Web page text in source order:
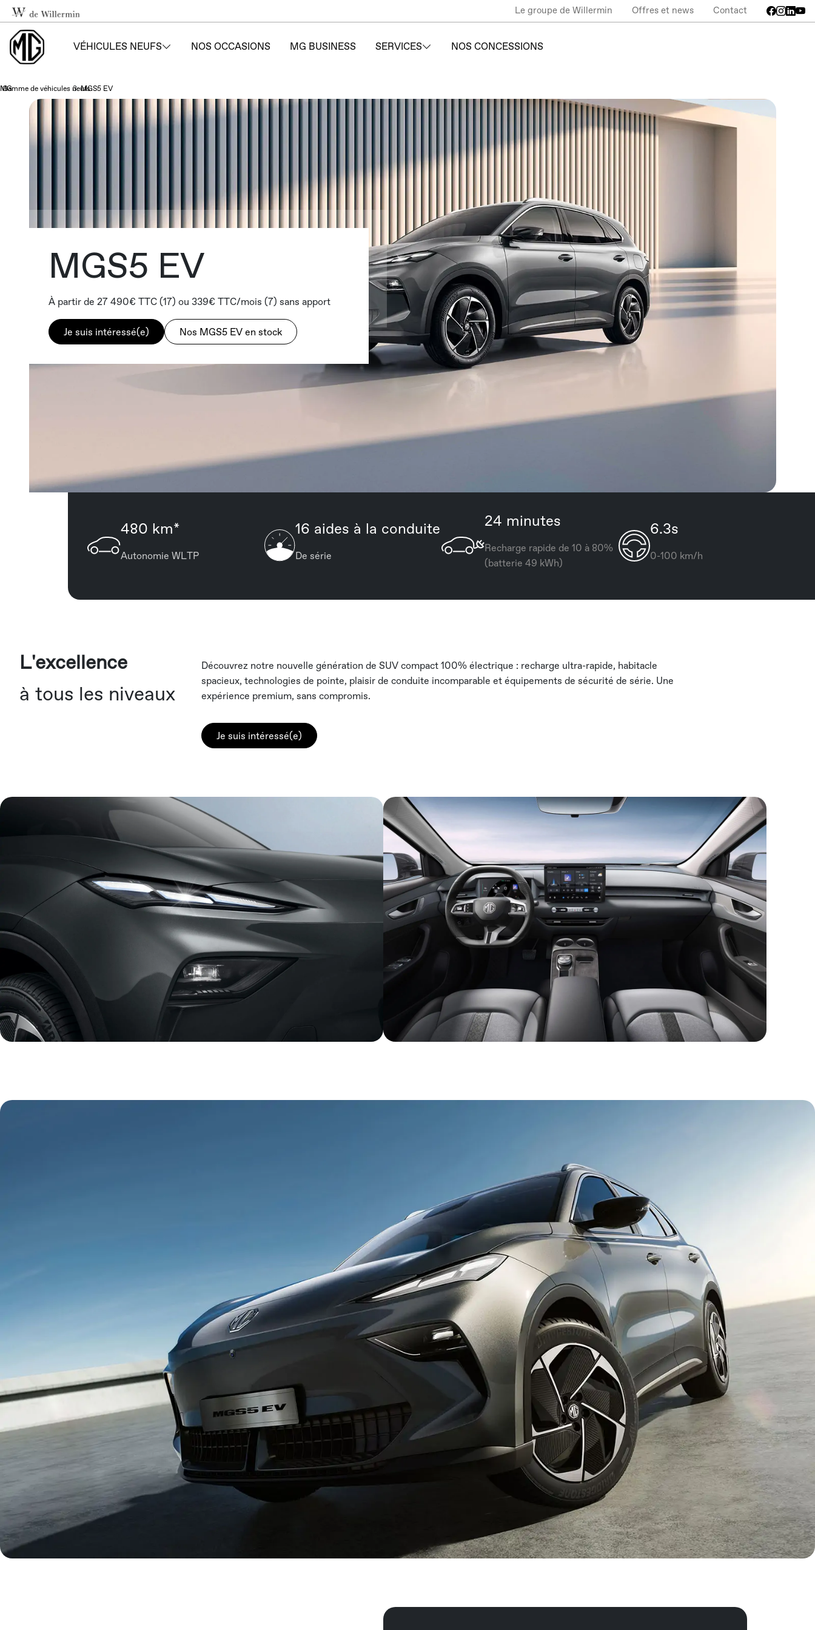
Le groupe de Willermin Offres et news Contact
VÉHICULES NEUFS NOS OCCASIONS MG BUSINESS SERVICES NOS CONCESSIONS
MG
›
Gamme de véhicules neufs
›
MGS5 EV
MGS5 EV
À partir de 27 490€ TTC (17) ou 339€ TTC/mois (7) sans apport
Je suis intéressé(e) Nos MGS5 EV en stock
480 km*
Autonomie WLTP
16 aides à la conduite
De série
24 minutes
Recharge rapide de 10 à 80%
(batterie 49 kWh)
6.3s
0-100 km/h
L'excellence
à tous les niveaux
Découvrez notre nouvelle génération de SUV compact 100% électrique : recharge ultra-rapide, habitacle
spacieux, technologies de pointe, plaisir de conduite incomparable et équipements de sécurité de série. Une
expérience premium, sans compromis.
Je suis intéressé(e)